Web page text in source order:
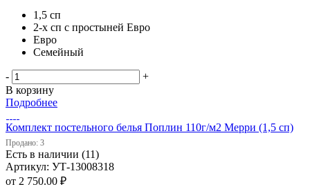
1,5 сп
2-х сп с простыней Евро
Евро
Семейный
-
+
В корзину
Подробнее
Комплект постельного белья Поплин 110г/м2 Мерри (1,5 сп)
Продано: 3
Есть в наличии (11)
Артикул: УТ-13008318
от 2 750.00 ₽